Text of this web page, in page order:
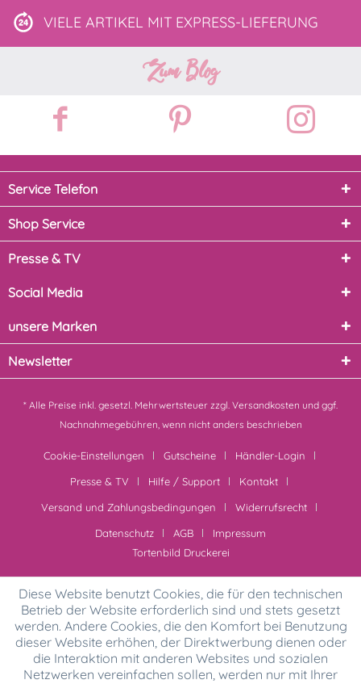
VIELE ARTIKEL MIT EXPRESS-LIEFERUNG
Zum Blog
Service Telefon
Shop Service
Presse & TV
Social Media
unsere Marken
Newsletter
* Alle Preise inkl. gesetzl. Mehrwertsteuer zzgl. Versandkosten und ggf.
Nachnahmegebühren, wenn nicht anders beschrieben
Cookie-Einstellungen Gutscheine
Händler-Login
Presse & TV
Hilfe / Support
Kontakt
Versand und Zahlungsbedingungen
Widerrufsrecht
Datenschutz
AGB
Impressum
Tortenbild Druckerei
Diese Website benutzt Cookies, die für den technischen
Betrieb der Website erforderlich sind und stets gesetzt
werden. Andere Cookies, die den Komfort bei Benutzung
dieser Website erhöhen, der Direktwerbung dienen oder
die Interaktion mit anderen Websites und sozialen
Netzwerken vereinfachen sollen, werden nur mit Ihrer